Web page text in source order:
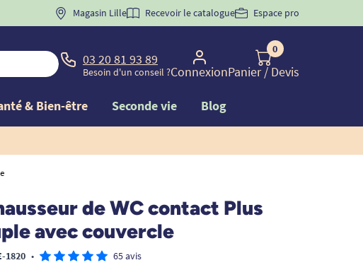
Magasin Lille Recevoir le catalogue Espace pro
03 20 81 93 89
Besoin d'un conseil ?Connexion
0
Panier/ Devis
& Bien-être Seconde vie Blog
de WC contact Plus
avec couvercle
1820 • 65 avis